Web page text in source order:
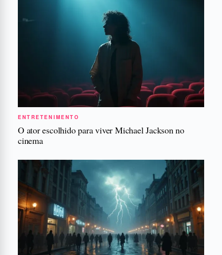
ENTRETENIMENTO
O ator escolhido para viver Michael Jackson no
cinema